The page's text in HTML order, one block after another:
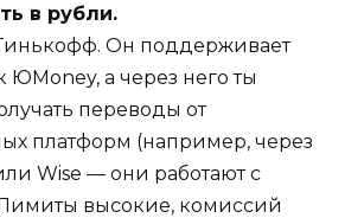
в рубли.
Он поддерживает
ЮMoney, а через него ты
переводы от
платформ (например, через
Wise — они работают с
высокие, комиссий